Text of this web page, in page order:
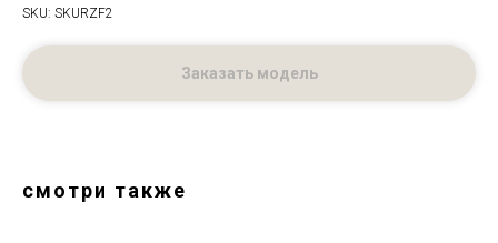
SKU: SKURZF2
Заказать модель
смотри также